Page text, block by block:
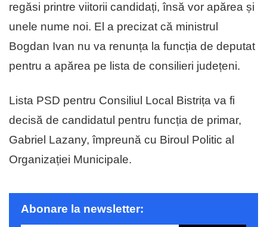
regăsi printre viitorii candidați, însă vor apărea și
unele nume noi. El a precizat că ministrul
Bogdan Ivan nu va renunța la funcția de deputat
pentru a apărea pe lista de consilieri județeni.
Lista PSD pentru Consiliul Local Bistrița va fi
decisă de candidatul pentru funcția de primar,
Gabriel Lazany, împreună cu Biroul Politic al
Organizației Municipale.
Abonare la newsletter: